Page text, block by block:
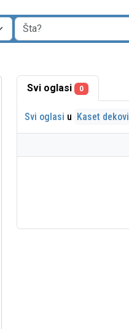
Svi oglasi 0
Svi oglasi u Kaset dekovi